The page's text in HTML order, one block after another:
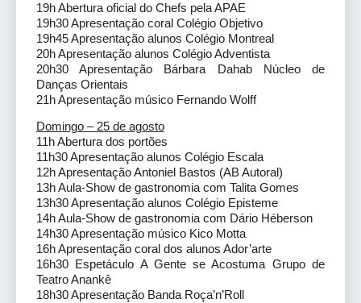
19h Abertura oficial do Chefs pela APAE
19h30 Apresentação coral Colégio Objetivo
19h45 Apresentação alunos Colégio Montreal
20h Apresentação alunos Colégio Adventista
20h30 Apresentação Bárbara Dahab Núcleo de
Danças Orientais
21h Apresentação músico Fernando Wolff
Domingo – 25 de agosto
11h Abertura dos portões
11h30 Apresentação alunos Colégio Escala
12h Apresentação Antoniel Bastos (AB Autoral)
13h Aula-Show de gastronomia com Talita Gomes
13h30 Apresentação alunos Colégio Episteme
14h Aula-Show de gastronomia com Dário Héberson
14h30 Apresentação músico Kico Motta
16h Apresentação coral dos alunos Ador’arte
16h30 Espetáculo A Gente se Acostuma Grupo de
Teatro Anankê
18h30 Apresentação Banda Roça’n’Roll